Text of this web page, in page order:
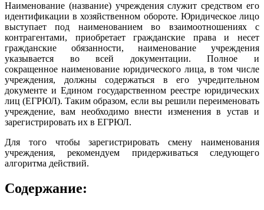
Наименование (название) учреждения служит средством его
идентификации в хозяйственном обороте. Юридическое лицо
выступает под наименованием во взаимоотношениях с
контрагентами, приобретает гражданские права и несет
гражданские обязанности, наименование учреждения
указывается во всей документации. Полное и
сокращенное наименование юридического лица, в том числе
учреждения, должны содержаться в его учредительном
документе и Едином государственном реестре юридических
лиц (ЕГРЮЛ). Таким образом, если вы решили переименовать
учреждение, вам необходимо внести изменения в устав и
зарегистрировать их в ЕГРЮЛ.
Для того чтобы зарегистрировать смену наименования
учреждения, рекомендуем придерживаться следующего
алгоритма действий.
Содержание: